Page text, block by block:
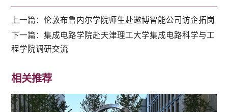
上一篇：伦敦布鲁内尔学院师生赴遨博智能公司访企拓岗
下一篇：集成电路学院赴天津理工大学集成电路科学与工
程学院调研交流
相关推荐